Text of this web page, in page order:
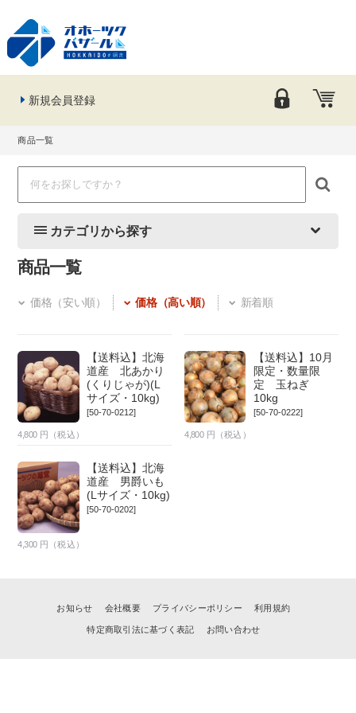
新規会員登録
商品一覧
カテゴリから探す
商品一覧
価格（安い順） 価格（高い順） 新着順
【送料込】北海
道産 北あかり
(くりじゃが)(L
サイズ・10kg)
[50-70-0212]
4,800 円（税込）
【送料込】10月
限定・数量限
定 玉ねぎ
10kg
[50-70-0222]
4,800 円（税込）
【送料込】北海
道産 男爵いも
(Lサイズ・10kg)
[50-70-0202]
4,300 円（税込）
お知らせ 会社概要 プライバシーポリシー 利用規約
特定商取引法に基づく表記 お問い合わせ